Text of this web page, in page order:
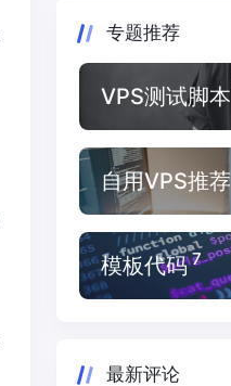
专题推荐
VPS测试脚本
自用VPS推荐
模板代码 7
最新评论